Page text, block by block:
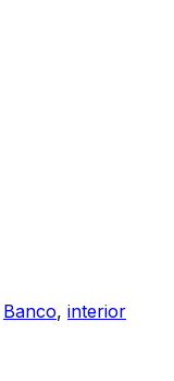
Banco, interior